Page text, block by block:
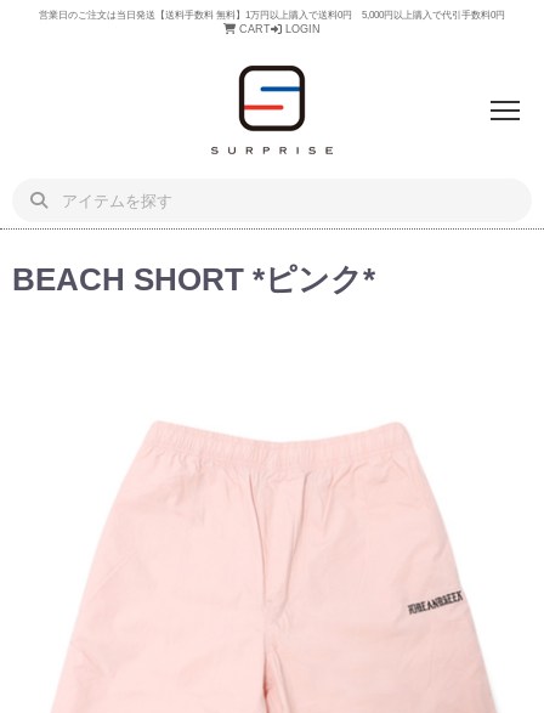
営業日のご注文は当日発送【送料手数料 無料】1万円以上購入で送料0円 5,000円以上購入で代引手数料0円
CART LOGIN
BEACH SHORT *ピンク*